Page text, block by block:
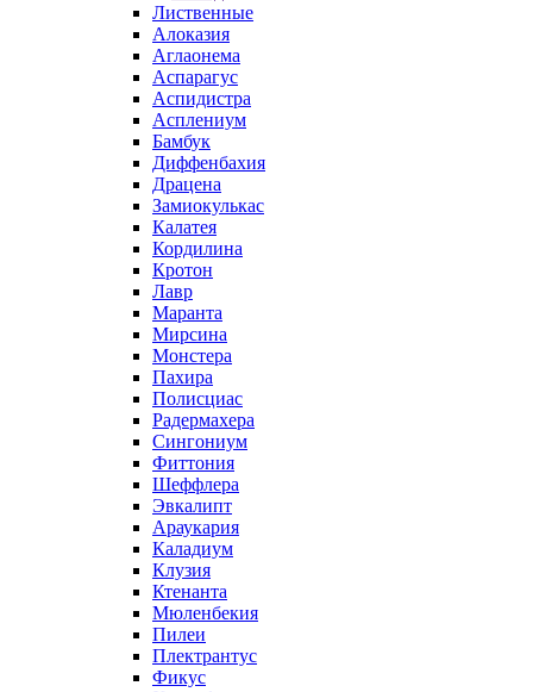
Лиственные
Алоказия
Аглаонема
Аспарагус
Аспидистра
Асплениум
Бамбук
Диффенбахия
Драцена
Замиокулькас
Калатея
Кордилина
Кротон
Лавр
Маранта
Мирсина
Монстера
Пахира
Полисциас
Радермахера
Сингониум
Фиттония
Шеффлера
Эвкалипт
Араукария
Каладиум
Клузия
Ктенанта
Мюленбекия
Пилеи
Плектрантус
Фикус